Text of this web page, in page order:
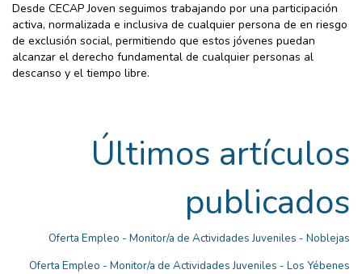
Desde CECAP Joven seguimos trabajando por una participación
activa, normalizada e inclusiva de cualquier persona de en riesgo
de exclusión social, permitiendo que estos jóvenes puedan
alcanzar el derecho fundamental de cualquier personas al
descanso y el tiempo libre.
Últimos artículos
publicados
Oferta Empleo - Monitor/a de Actividades Juveniles - Noblejas
Oferta Empleo - Monitor/a de Actividades Juveniles - Los Yébenes